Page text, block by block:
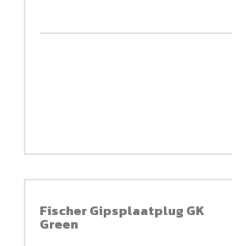
Fischer Gipsplaatplug GK
Green